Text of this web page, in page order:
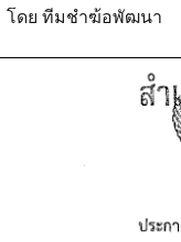
โดย ทีมชำฆ้อพัฒนา